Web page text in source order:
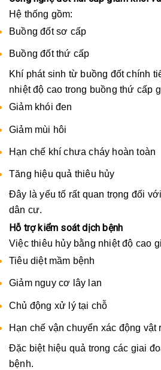
Hệ thống gồm:
Buồng đốt sơ cấp
Buồng đốt thứ cấp
Khí phát sinh từ buồng đốt chính
nhiệt độ cao trong buồng thứ cấp
Giảm khói đen
Giảm mùi hôi
Hạn chế khí chưa cháy hoàn toàn
Tăng hiệu quả thiêu hủy
Đây là yếu tố rất quan trọng đối
dân cư.
Hỗ trợ kiểm soát dịch bệnh
Việc thiêu hủy bằng nhiệt độ cao
Tiêu diệt mầm bệnh
Giảm nguy cơ lây lan
Chủ động xử lý tại chỗ
Hạn chế vận chuyển xác động vật
Đặc biệt hiệu quả trong các giai
bệnh.